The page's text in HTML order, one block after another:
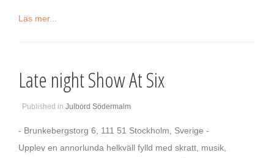
Läs mer...
Late night Show At Six
Published in Julbord Södermalm
- Brunkebergstorg 6, 111 51 Stockholm, Sverige -
Upplev en annorlunda helkväll fylld med skratt, musik,